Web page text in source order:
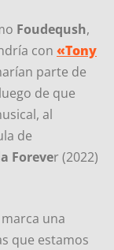
Foudeqush,
con «Tony
parte de
de que
al
de
Forever (2022)
marca una
que estamos